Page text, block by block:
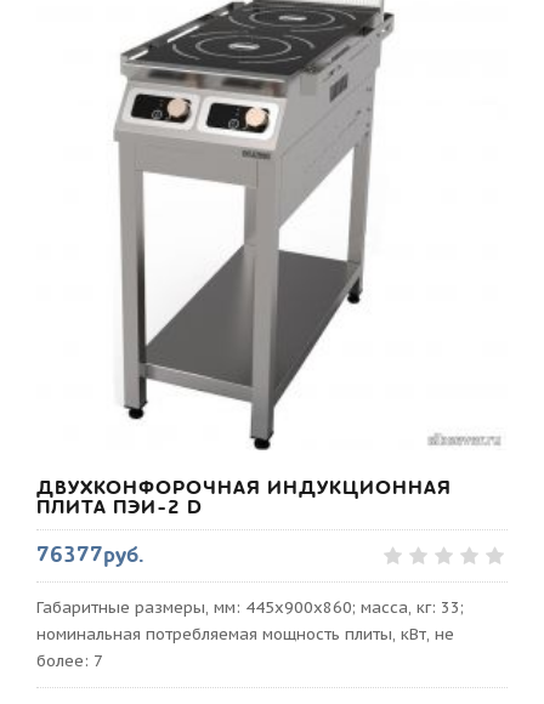
ДВУХКОНФОРОЧНАЯ ИНДУКЦИОННАЯ
ПЛИТА ПЭИ-2 D
76377руб.
Габаритные размеры, мм: 445х900х860; масса, кг: 33;
номинальная потребляемая мощность плиты, кВт, не
более: 7